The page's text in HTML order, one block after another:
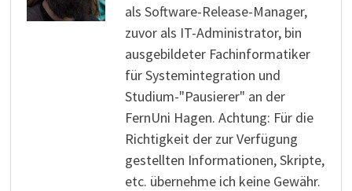
als Software-Release-Manager,
zuvor als IT-Administrator, bin
ausgebildeter Fachinformatiker
für Systemintegration und
Studium-"Pausierer" an der
FernUni Hagen. Achtung: Für die
Richtigkeit der zur Verfügung
gestellten Informationen, Skripte,
etc. übernehme ich keine Gewähr.